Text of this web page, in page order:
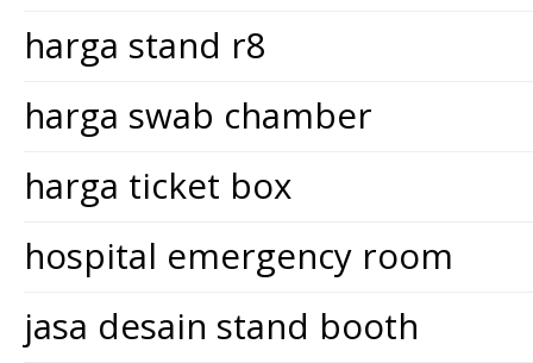
harga stand r8
harga swab chamber
harga ticket box
hospital emergency room
jasa desain stand booth